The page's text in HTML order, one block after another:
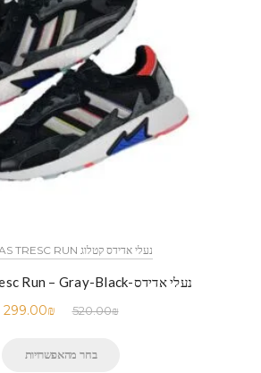
נעלי אדידס קטלוג ADIDAS TRESC RUN
נעלי אדידס-ADIDAS Tresc Run – Gray-Black
520.00₪
299.00₪
בחר מהאפשרויות